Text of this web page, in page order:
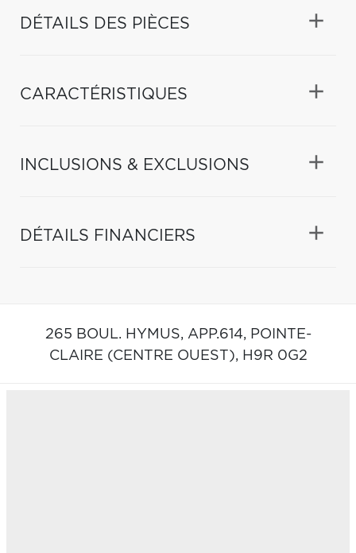
DÉTAILS DES PIÈCES
CARACTÉRISTIQUES
INCLUSIONS & EXCLUSIONS
DÉTAILS FINANCIERS
265 BOUL. HYMUS, APP.614, POINTE-
CLAIRE (CENTRE OUEST), H9R 0G2